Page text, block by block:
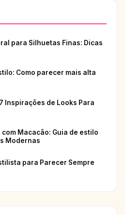
para Silhuetas Finas: Dicas
Como parecer mais alta
Inspirações de Looks Para
Macacão: Guia de estilo
Modernas
para Parecer Sempre